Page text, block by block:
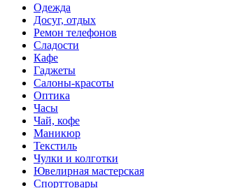
Одежда
Досуг, отдых
Ремон телефонов
Сладости
Кафе
Гаджеты
Салоны-красоты
Оптика
Часы
Чай, кофе
Маникюр
Текстиль
Чулки и колготки
Ювелирная мастерская
Спорттовары